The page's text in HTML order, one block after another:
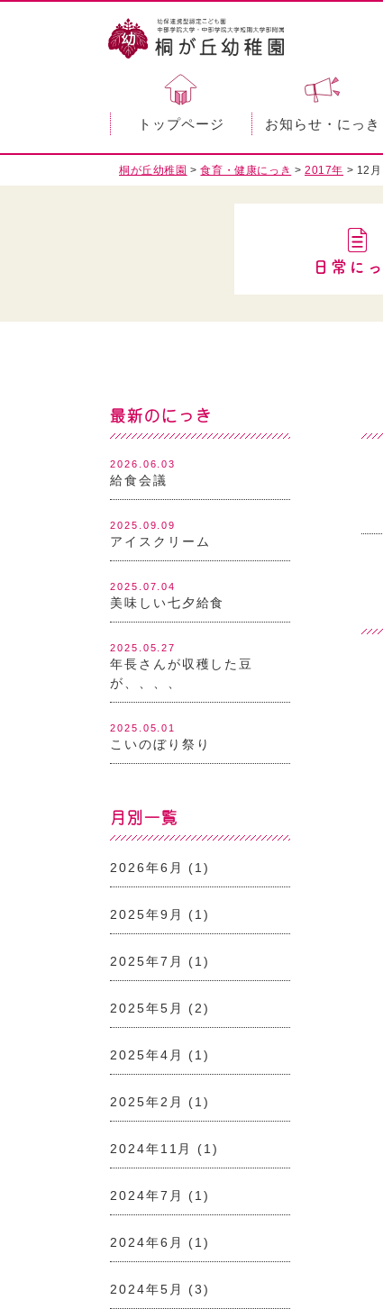
トップページ お知らせ・にっき
桐が丘幼稚園 >食育・健康にっき >2017年 > 12月
日常に
最新のにっき
2026.06.03
給食会議
2025.09.09
アイスクリーム
2025.07.04
美味しい七夕給食
2025.05.27
年長さんが収穫した豆
が、、、、
2025.05.01
こいのぼり祭り
月別一覧
2026年6月 (1)
2025年9月 (1)
2025年7月 (1)
2025年5月 (2)
2025年4月 (1)
2025年2月 (1)
2024年11月 (1)
2024年7月 (1)
2024年6月 (1)
2024年5月 (3)